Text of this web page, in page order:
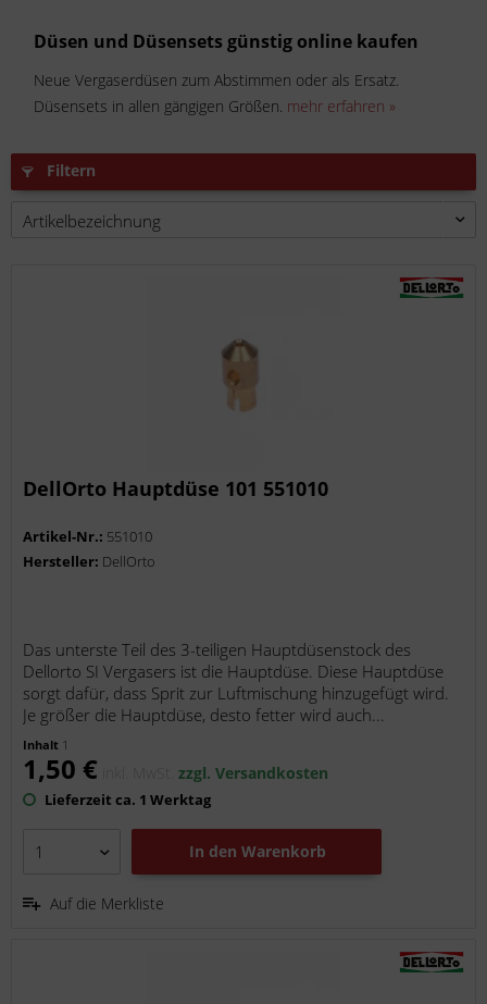
Düsen und Düsensets günstig online kaufen
Neue Vergaserdüsen zum Abstimmen oder als Ersatz.
Düsensets in allen gängigen Größen. mehr erfahren »
Filtern
DellOrto Hauptdüse 101 551010
Artikel-Nr.: 551010
Hersteller: DellOrto
Das unterste Teil des 3-teiligen Hauptdüsenstock des
Dellorto SI Vergasers ist die Hauptdüse. Diese Hauptdüse
sorgt dafür, dass Sprit zur Luftmischung hinzugefügt wird.
Je größer die Hauptdüse, desto fetter wird auch...
Inhalt 1
1,50 € inkl. MwSt.zzgl. Versandkosten
Lieferzeit ca. 1 Werktag
In den Warenkorb
Auf die Merkliste